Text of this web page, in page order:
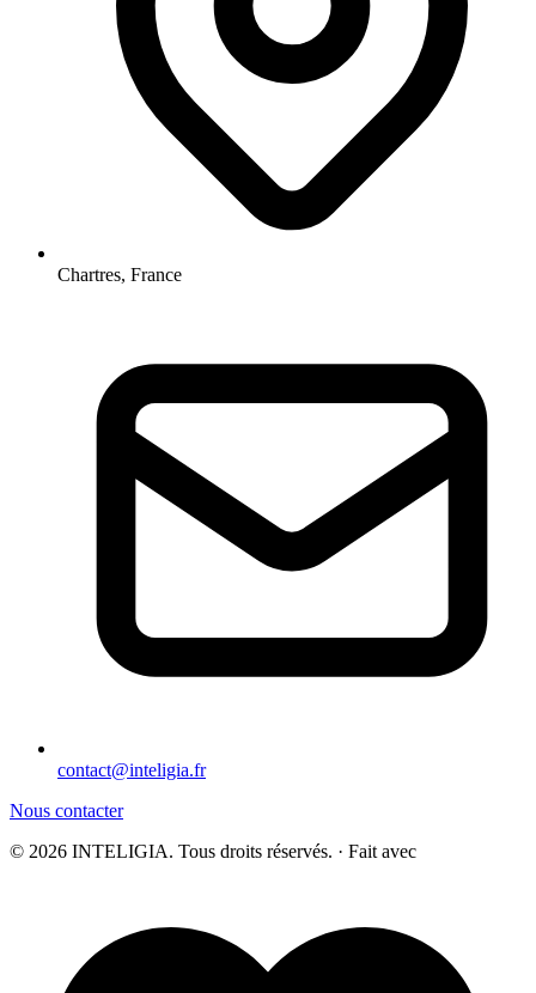
Chartres, France
contact@inteligia.fr
Nous contacter
© 2026 INTELIGIA. Tous droits réservés. · Fait avec